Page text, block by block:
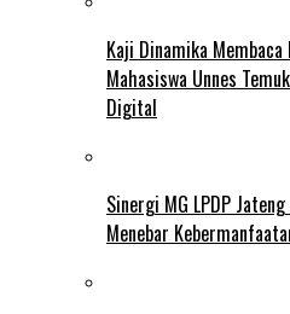
Kaji Dinamika
Mahasiswa Unnes
Digital
Sinergi MG LPDP
Menebar